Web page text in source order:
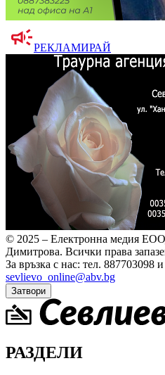
РЕКЛАМИРАЙ
© 2025 – Електронна медия
Димитрова. Всички права
За връзка с нас: тел. 887703098
sevlievo_online@abv.bg
Затвори
РАЗДЕЛИ